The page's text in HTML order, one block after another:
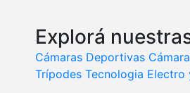
Explorá
Cámaras Deportivas
Trípodes Tecnologia Electro